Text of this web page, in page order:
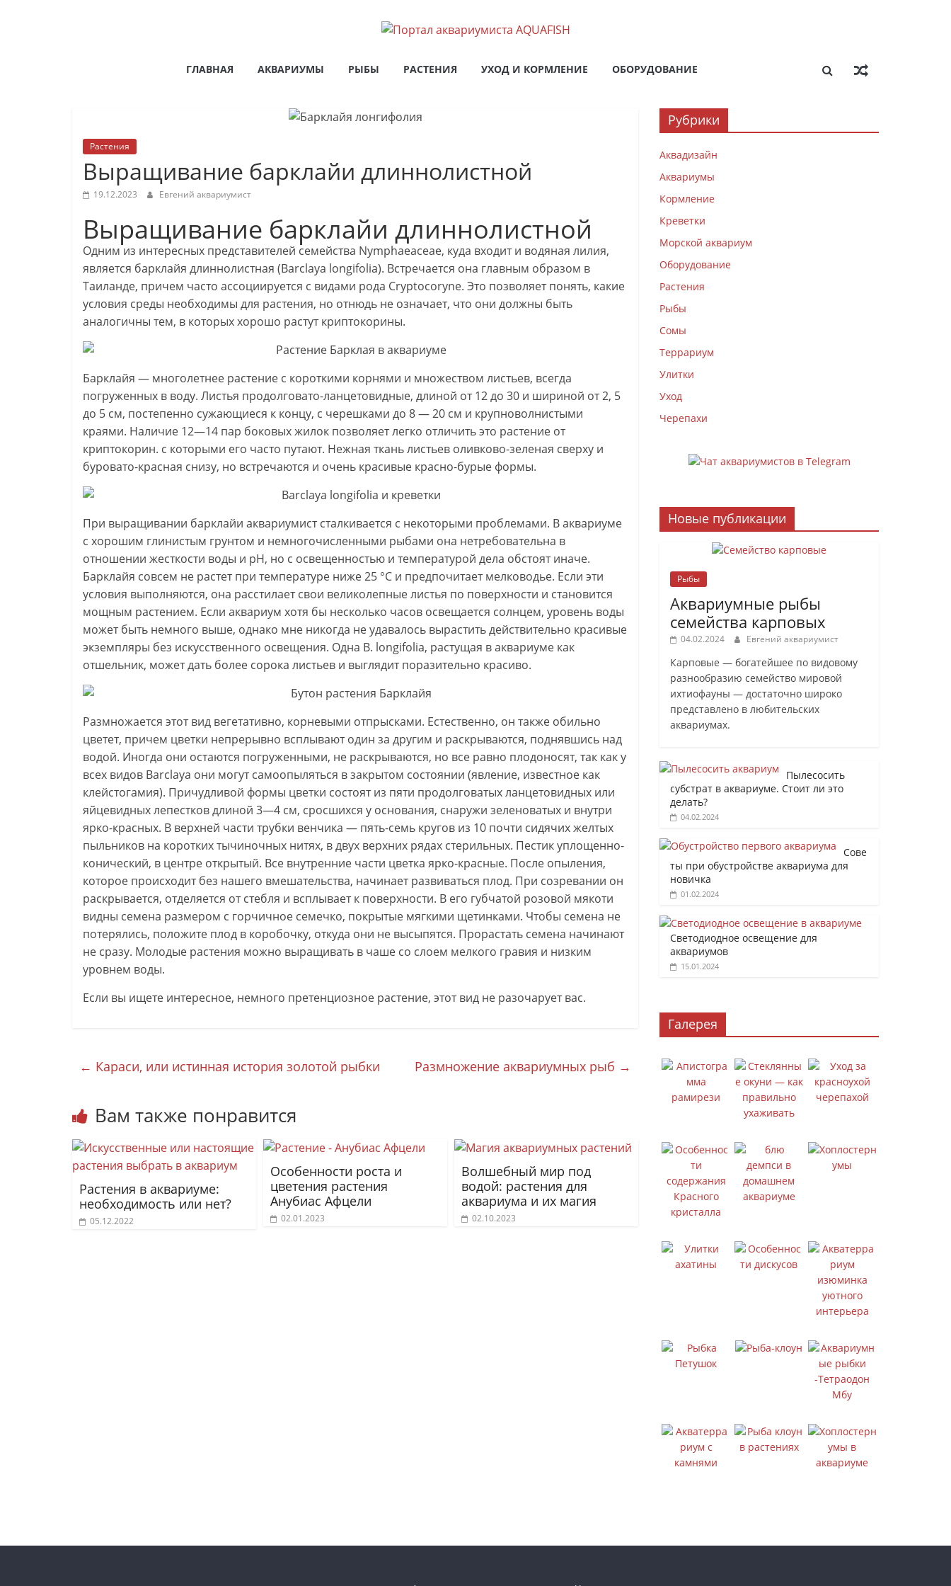
аквариумиста
AQUAFISH
ГЛАВНАЯ АКВАРИУМЫ РЫБЫ РАСТЕНИЯ УХОД И КОРМЛЕНИЕ ОБОРУДОВАНИЕ
Растения
Выращивание барклайи длиннолистной
19.12.2023 Евгений аквариумист
Выращивание барклайи длиннолистной
Одним из интересных представителей семейства Nymphaeaceae, куда входит и водяная лилия,
является барклайя длиннолистная (Barclaya longifolia). Встречается она главным образом в
Таиланде, причем часто ассоциируется с видами рода Cryptocoryne. Это позволяет понять, какие
условия среды необходимы для растения, но отнюдь не означает, что они должны быть
аналогичны тем, в которых хорошо растут криптокорины.
Барклайя — многолетнее растение с короткими корнями и множеством листьев, всегда
погруженных в воду. Листья продолговато-ланцетовидные, длиной от 12 до 30 и шириной от 2, 5
до 5 см, постепенно сужающиеся к концу, с черешками до 8 — 20 см и крупноволнистыми
краями. Наличие 12—14 пар боковых жилок позволяет легко отличить это растение от
криптокорин. с которыми его часто путают. Нежная ткань листьев оливково-зеленая сверху и
буровато-красная снизу, но встречаются и очень красивые красно-бурые формы.
При выращивании барклайи аквариумист сталкивается с некоторыми проблемами. В аквариуме
с хорошим глинистым грунтом и немногочисленными рыбами она нетребовательна в
отношении жесткости воды и рН, но с освещенностью и температурой дела обстоят иначе.
Барклайя совсем не растет при температуре ниже 25 °С и предпочитает мелководье. Если эти
условия выполняются, она расстилает свои великолепные листья по поверхности и становится
мощным растением. Если аквариум хотя бы несколько часов освещается солнцем, уровень воды
может быть немного выше, однако мне никогда не удавалось вырастить действительно красивые
экземпляры без искусственного освещения. Одна В. longifolia, растущая в аквариуме как
отшельник, может дать более сорока листьев и выглядит поразительно красиво.
Размножается этот вид вегетативно, корневыми отпрысками. Естественно, он также обильно
цветет, причем цветки непрерывно всплывают один за другим и раскрываются, поднявшись над
водой. Иногда они остаются погруженными, не раскрываются, но все равно плодоносят, так как у
всех видов Barclaya они могут самоопыляться в закрытом состоянии (явление, известное как
клейстогамия). Причудливой формы цветки состоят из пяти продолговатых ланцетовидных или
яйцевидных лепестков длиной 3—4 см, сросшихся у основания, снаружи зеленоватых и внутри
ярко-красных. В верхней части трубки венчика — пять-семь кругов из 10 почти сидячих желтых
пыльников на коротких тычиночных нитях, в двух верхних рядах стерильных. Пестик уплощенно-
конический, в центре открытый. Все внутренние части цветка ярко-красные. После опыления,
которое происходит без нашего вмешательства, начинает развиваться плод. При созревании он
раскрывается, отделяется от стебля и всплывает к поверхности. В его губчатой розовой мякоти
видны семена размером с горчичное семечко, покрытые мягкими щетинками. Чтобы семена не
потерялись, положите плод в коробочку, откуда они не высыпятся. Прорастать семена начинают
не сразу. Молодые растения можно выращивать в чаше со слоем мелкого гравия и низким
уровнем воды.
Если вы ищете интересное, немного претенциозное растение, этот вид не разочарует вас.
← Караси, или истинная история золотой рыбки Размножение аквариумных рыб →
Вам также понравится
Растения в аквариуме:
необходимость или нет?
05.12.2022
Особенности роста и
цветения растения
Анубиас Афцели
02.01.2023
Волшебный мир под
водой: растения для
аквариума и их магия
02.10.2023
Рубрики
Аквадизайн
Аквариумы
Кормление
Креветки
Морской аквариум
Оборудование
Растения
Рыбы
Сомы
Террариум
Улитки
Уход
Черепахи
Новые публикации
Рыбы
Аквариумные рыбы
семейства карповых
04.02.2024 Евгений аквариумист
Карповые — богатейшее по видовому
разнообразию семейство мировой
ихтиофауны — достаточно широко
представлено в любительских
аквариумах.
Пылесосить
субстрат в аквариуме. Стоит ли это
делать?
04.02.2024
Сове
ты при обустройстве аквариума для
новичка
01.02.2024
Светодиодное освещение для
аквариумов
15.01.2024
Галерея